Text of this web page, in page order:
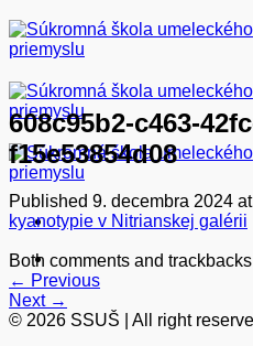
Skip
to
content
608c95b2-c463-
f15e53854d08
Published 9. decembra 2024 at
kyanotypie v Nitrianskej galérii
Both comments and
← Previous
Next →
© 2026 SSUŠ | All right